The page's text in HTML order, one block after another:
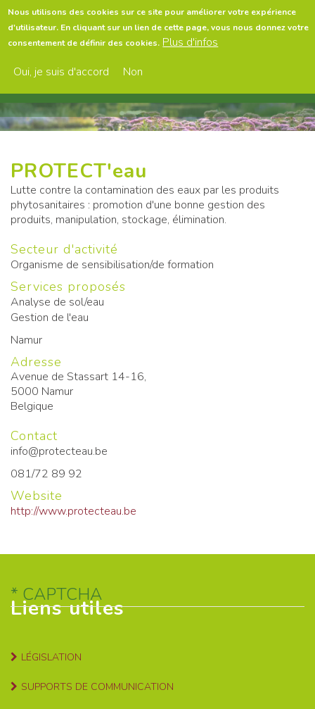
Nous utilisons des cookies sur ce site pour améliorer votre expérience
d'utilisateur. En cliquant sur un lien de cette page, vous nous donnez votre
consentement de définir des cookies. Plus d'infos
Oui, je suis d'accord
Non
Aller
au
contenu
PROTECT'eau
Lutte contre la contamination des eaux par les produits
phytosanitaires : promotion d'une bonne gestion des
produits, manipulation, stockage, élimination.
Secteur d'activité
Organisme de sensibilisation/de formation
Services proposés
Analyse de sol/eau
Gestion de l'eau
Namur
Adresse
Avenue de Stassart 14-16,
5000 Namur
Belgique
Contact
info@protecteau.be
081/72 89 92
Website
http://www.protecteau.be
Liens utiles
LÉGISLATION
SUPPORTS DE COMMUNICATION
CAPTCHA